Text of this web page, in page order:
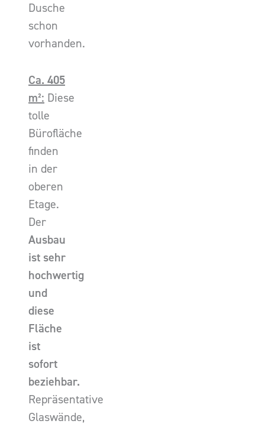
Dusche
schon
vorhanden.
Ca. 405
m²: Diese
tolle
Bürofläche
finden
in der
oberen
Etage.
Der
Ausbau
ist sehr
hochwertig
und
diese
Fläche
ist
sofort
beziehbar.
Repräsentative
Glaswände,